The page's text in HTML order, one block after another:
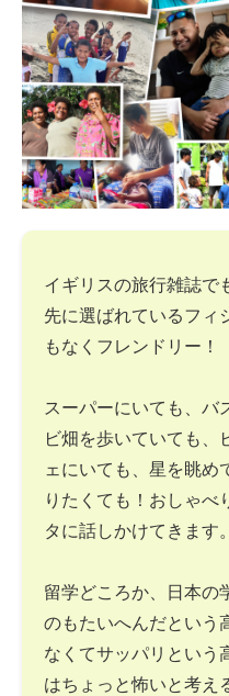
イギリスの旅行雑誌で
先に選ばれているフィ
もなくフレンドリー！
スーパーにいても、バ
ビ畑を歩いていても、
ェにいても、星を眺め
りたくても！おしゃべ
タに話しかけてきます。
留学どころか、日本の
のもたいへんだという
なくてサッパリという
はちょっと怖いと考え